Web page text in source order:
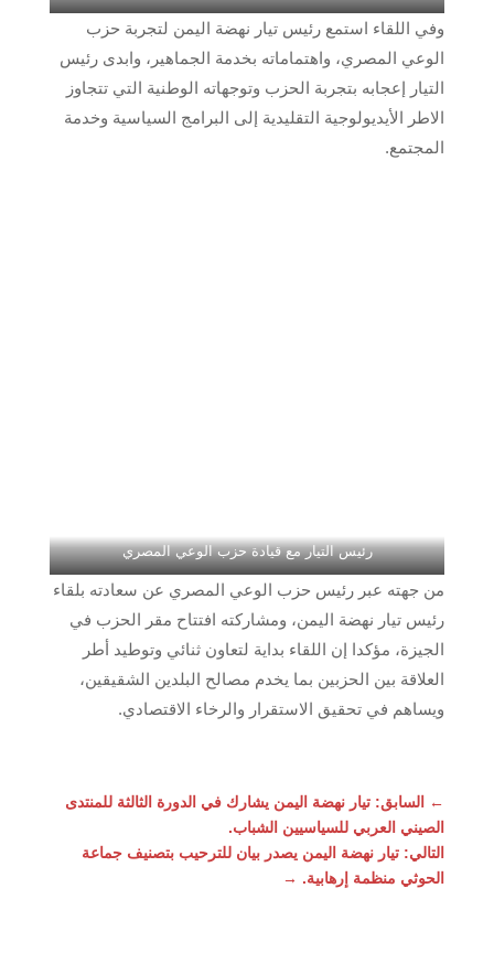
وفي اللقاء استمع رئيس تيار نهضة اليمن لتجربة حزب
الوعي المصري، واهتماماته بخدمة الجماهير، وابدى رئيس
التيار إعجابه بتجربة الحزب وتوجهاته الوطنية التي تتجاوز
الاطر الأيديولوجية التقليدية إلى البرامج السياسية وخدمة
المجتمع.
رئيس التيار مع قيادة حزب الوعي المصري
من جهته عبر رئيس حزب الوعي المصري عن سعادته بلقاء
رئيس تيار نهضة اليمن، ومشاركته افتتاح مقر الحزب في
الجيزة، مؤكدا إن اللقاء بداية لتعاون ثنائي وتوطيد أطر
العلاقة بين الحزبين بما يخدم مصالح البلدين الشقيقين،
ويساهم في تحقيق الاستقرار والرخاء الاقتصادي.
←
السابق: تيار نهضة اليمن يشارك في الدورة الثالثة للمنتدى
الصيني العربي للسياسيين الشباب.
التالي: تيار نهضة اليمن يصدر بيان للترحيب بتصنيف جماعة
الحوثي منظمة إرهابية. →